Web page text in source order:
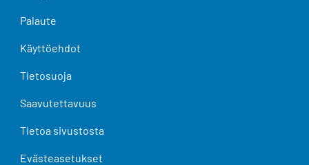
Palaute
Käyttöehdot
Tietosuoja
Saavutettavuus
Tietoa sivustosta
Evästeasetukset